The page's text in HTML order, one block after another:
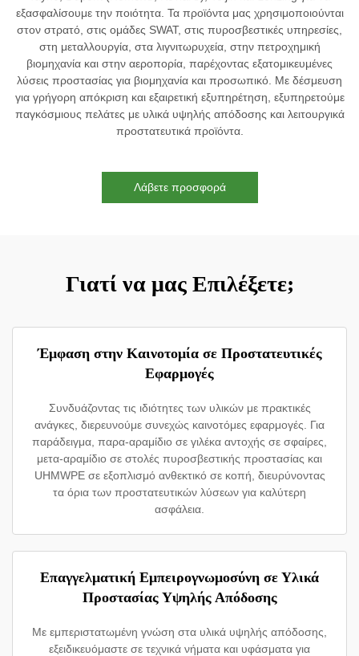
εξασφαλίσουμε την ποιότητα. Τα προϊόντα μας χρησιμοποιούνται
στον στρατό, στις ομάδες SWAT, στις πυροσβεστικές υπηρεσίες,
στη μεταλλουργία, στα λιγνιτωρυχεία, στην πετροχημική
βιομηχανία και στην αεροπορία, παρέχοντας εξατομικευμένες
λύσεις προστασίας για βιομηχανία και προσωπικό. Με δέσμευση
για γρήγορη απόκριση και εξαιρετική εξυπηρέτηση, εξυπηρετούμε
παγκόσμιους πελάτες με υλικά υψηλής απόδοσης και λειτουργικά
προστατευτικά προϊόντα.
Λάβετε προσφορά
Γιατί να μας Επιλέξετε;
Έμφαση στην Καινοτομία σε Προστατευτικές
Εφαρμογές
Συνδυάζοντας τις ιδιότητες των υλικών με πρακτικές
ανάγκες, διερευνούμε συνεχώς καινοτόμες εφαρμογές. Για
παράδειγμα, παρα-αραμίδιο σε γιλέκα αντοχής σε σφαίρες,
μετα-αραμίδιο σε στολές πυροσβεστικής προστασίας και
UHMWPE σε εξοπλισμό ανθεκτικό σε κοπή, διευρύνοντας
τα όρια των προστατευτικών λύσεων για καλύτερη
ασφάλεια.
Επαγγελματική Εμπειρογνωμοσύνη σε Υλικά
Προστασίας Υψηλής Απόδοσης
Με εμπεριστατωμένη γνώση στα υλικά υψηλής απόδοσης,
εξειδικευόμαστε σε τεχνικά νήματα και υφάσματα για